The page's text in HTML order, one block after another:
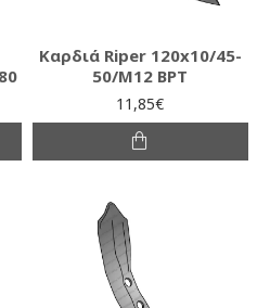
Καρδιά Riper 120x10/45-
50/M12 BPT
11,85€